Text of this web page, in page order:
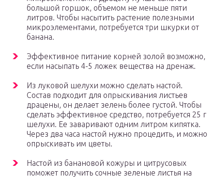
большой горшок, объемом не меньше пяти
литров. Чтобы насытить растение полезными
микроэлементами, потребуется три шкурки от
банана.
Эффективное питание корней золой возможно,
если насыпать 4-5 ложек вещества на дренаж.
Из луковой шелухи можно сделать настой.
Состав подходит для опрыскивания листьев
драцены, он делает зелень более густой. Чтобы
сделать эффективное средство, потребуется 25 г
шелухи. Ее заваривают одним литром кипятка.
Через два часа настой нужно процедить, и можно
опрыскивать им цветы.
Настой из банановой кожуры и цитрусовых
поможет получить сочные зеленые листья на